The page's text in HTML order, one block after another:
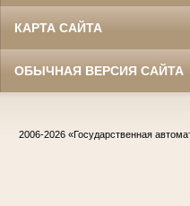
КАРТА САЙТА
ОБЫЧНАЯ ВЕРСИЯ САЙТА
2006-2026 «Государственная